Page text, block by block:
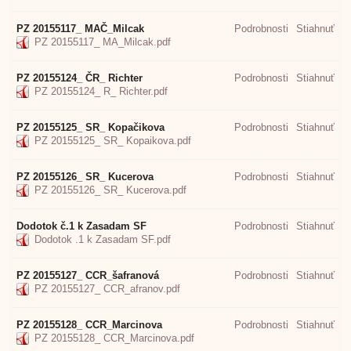
PZ 20155117_ MAČ_Milcak
PZ 20155117_ MA_Milcak.pdf
Stiahnuť
Podrobnosti
PZ 20155124_ ČR_ Richter
PZ 20155124_ R_ Richter.pdf
Stiahnuť
Podrobnosti
PZ 20155125_ SR_ Kopačikova
PZ 20155125_ SR_ Kopaikova.pdf
Stiahnuť
Podrobnosti
PZ 20155126_ SR_ Kucerova
PZ 20155126_ SR_ Kucerova.pdf
Stiahnuť
Podrobnosti
Dodotok č.1 k Zasadam SF
Dodotok .1 k Zasadam SF.pdf
Stiahnuť
Podrobnosti
PZ 20155127_ CCR_šafranová
PZ 20155127_ CCR_afranov.pdf
Stiahnuť
Podrobnosti
PZ 20155128_ CCR_Marcinova
PZ 20155128_ CCR_Marcinova.pdf
Stiahnuť
Podrobnosti